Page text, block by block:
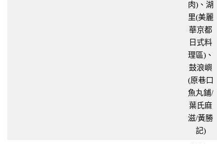
肉)、湖
里(美麗
華京都
日式料
理區)、
鼓浪嶼
(原巷口
魚丸鋪/
葉氏麻
滋/黃勝
記)